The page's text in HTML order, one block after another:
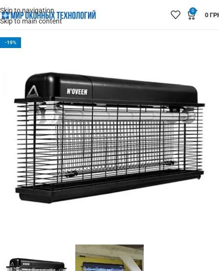
Skip to navigation
Skip to main content
0
0
-19%